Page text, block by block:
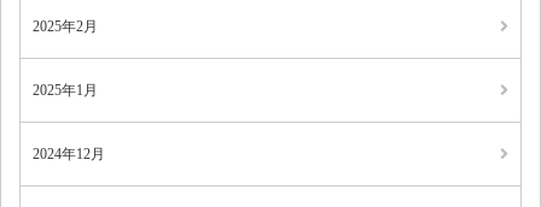
2025年2月
2025年1月
2024年12月